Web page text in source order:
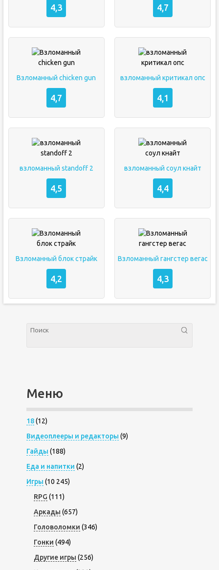
4,3 4,7
Взломанный chicken gun
4,7
взломанный критикал опс
4,1
взломанный standoff 2
4,5
взломанный соул кнайт
4,4
Взломанный блок страйк
4,2
Взломанный гангстер вегас
4,3
Меню
18(12)
Видеоплееры и редакторы (9)
Гайды (188)
Еда и напитки (2)
Игры (10 245)
RPG (111)
Аркады (657)
Головоломки (346)
Гонки (494)
Другие игры (256)